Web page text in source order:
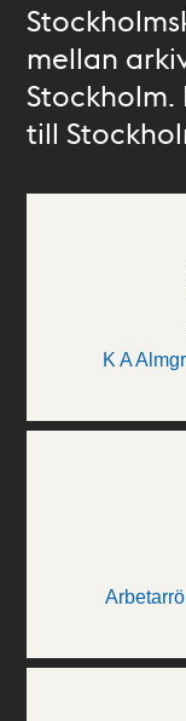
mellan
till
K A